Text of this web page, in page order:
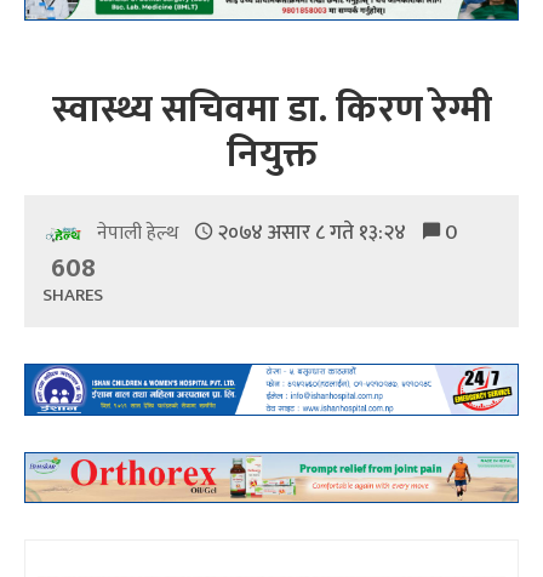
स्वास्थ्य सचिवमा डा. किरण रेग्मी
नियुक्त
नेपाली हेल्थ २०७४ असार ८ गते १३:२४ 0
608
SHARES